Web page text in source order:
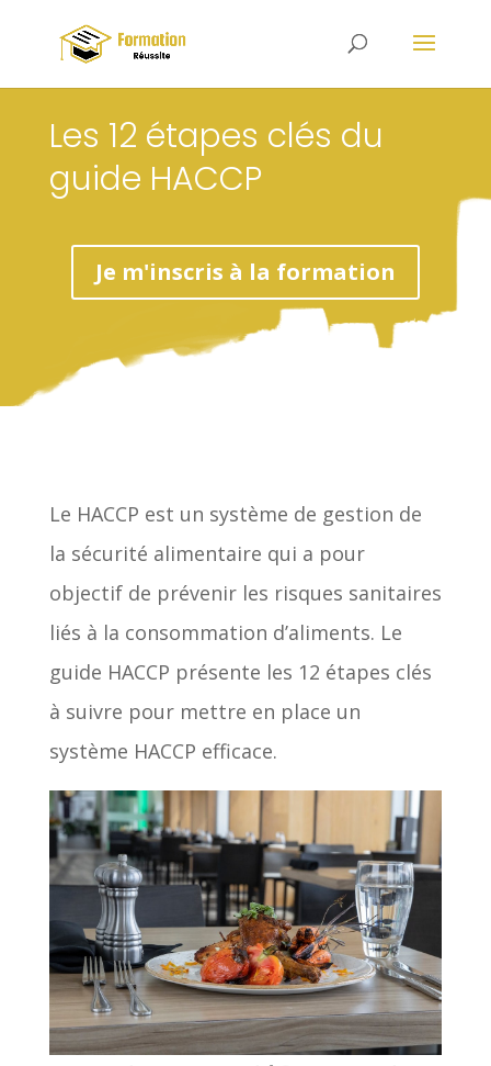
Les 12 étapes clés du
guide HACCP
Je m'inscris à la formation
Le HACCP est un système de gestion de
la sécurité alimentaire qui a pour
objectif de prévenir les risques sanitaires
liés à la consommation d’aliments. Le
guide HACCP présente les 12 étapes clés
à suivre pour mettre en place un
système HACCP efficace.